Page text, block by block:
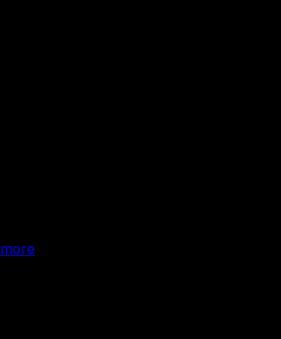
more